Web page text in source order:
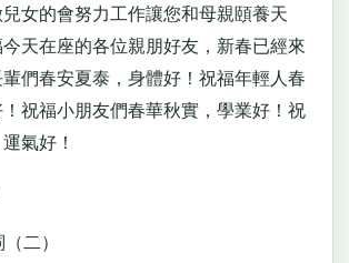
女的會努力工作讓您和母親頤養天
天在座的各位親朋好友，新春已經來
們春安夏泰，身體好！祝福年輕人春
祝福小朋友們春華秋實，學業好！祝
氣好！
二）